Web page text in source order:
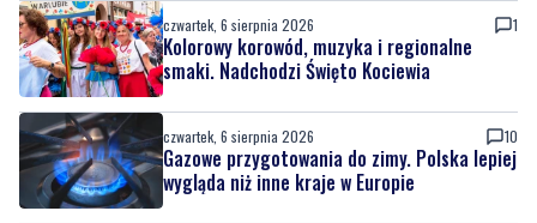
czwartek, 6 sierpnia 2026 1
Kolorowy korowód, muzyka i regionalne
smaki. Nadchodzi Święto Kociewia
czwartek, 6 sierpnia 2026 10
Gazowe przygotowania do zimy. Polska lepiej
wygląda niż inne kraje w Europie